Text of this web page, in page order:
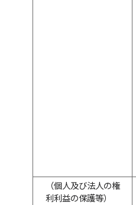
（個人及び法人の権
利利益の保護等）